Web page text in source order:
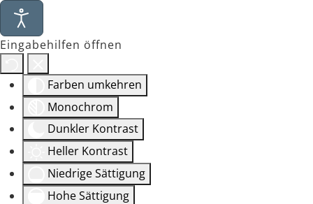
Eingabehilfen öffnen
Farben umkehren
Monochrom
Dunkler Kontrast
Heller Kontrast
Niedrige Sättigung
Hohe Sättigung